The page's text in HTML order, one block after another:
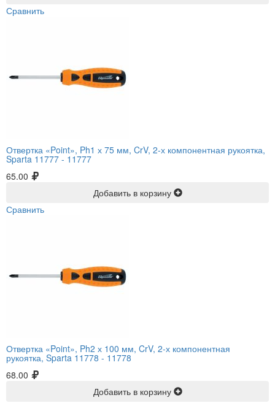
Сравнить
Отвертка «Point», Ph1 х 75 мм, CrV, 2-х компонентная рукоятка,
Sparta 11777 - 11777
65.00
Добавить в корзину
Сравнить
Отвертка «Point», Ph2 х 100 мм, CrV, 2-х компонентная
рукоятка, Sparta 11778 - 11778
68.00
Добавить в корзину